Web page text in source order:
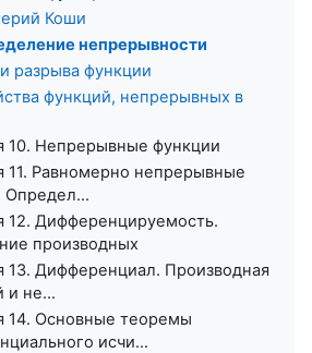
Коши
непрерывности
разрыва функции
функций, непрерывных в
10. Непрерывные функции
11. Равномерно непрерывные
Определ...
12. Дифференцируемость.
производных
13. Дифференциал. Производная
и не...
14. Основные теоремы
исчи...